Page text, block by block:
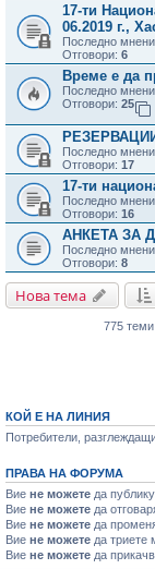
17-ти
06.2019 г.,
Последно
Отговори: 6
Време е да
Последно
Отговори: 25
Последно
Отговори: 17
17-ти
Последно
Отговори: 16
АНКЕТА ЗА
Последно
Отговори: 8
Нова тема
775 теми
КОЙ Е НА ЛИНИЯ
Потребители,
ПРАВА НА ФОРУМА
Вие не можете да
Вие не можете да
Вие не можете да
Вие не можете да триете
Вие не можете да